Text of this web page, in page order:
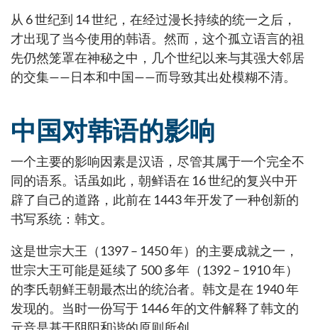
从 6 世纪到 14 世纪，在经过漫长持续的统一之后，
才出现了当今使用的韩语。然而，这个孤立语言的祖
先仍然笼罩在神秘之中，几个世纪以来与其强大邻居
的交集——日本和中国——而导致其出处模糊不清。
中国对韩语的影响
一个主要的影响因素是汉语，尽管其属于一个完全不
同的语系。话虽如此，朝鲜语在 16 世纪的复兴中开
辟了自己的道路，此前在 1443 年开发了一种创新的
书写系统：韩文。
这是世宗大王（1397 – 1450 年）的主要成就之一，
世宗大王可能是延续了 500 多年（1392 – 1910 年）
的李氏朝鲜王朝最杰出的统治者。韩文是在 1940 年
发现的。当时一份写于 1446 年的文件解释了韩文的